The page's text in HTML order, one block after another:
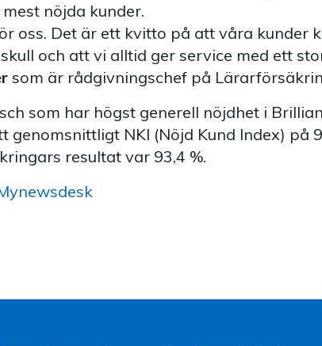
nöjda kunder.
oss. Det är ett kvitto på att våra kunder
och att vi alltid ger service med ett
som är rådgivningschef på
som har högst generell nöjdhet i
genomsnittligt NKI (Nöjd Kund Index) på
resultat var 93,4 %.